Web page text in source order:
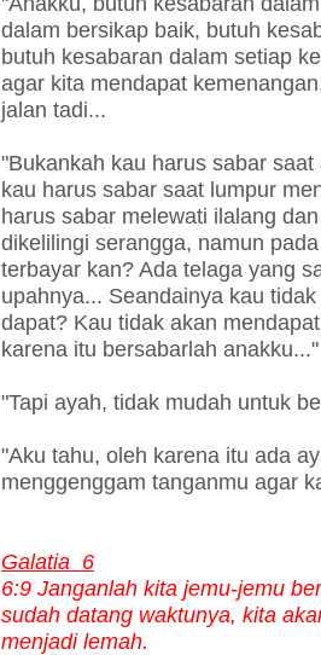
dalam bersikap baik, butuh
butuh kesabaran dalam setiap
agar kita mendapat
jalan tadi...
"Bukankah kau harus sabar
kau harus sabar saat lumpur
harus sabar melewati ilalang
dikelilingi serangga, namun
terbayar kan? Ada telaga yang
upahnya... Seandainya kau
dapat? Kau tidak akan
karena itu bersabarlah anakku..."
"Tapi ayah, tidak mudah untuk
"Aku tahu, oleh karena itu ada
menggenggam tanganmu agar
Galatia 6
6:9 Janganlah kita jemu-jemu
sudah datang waktunya, kita
menjadi lemah.